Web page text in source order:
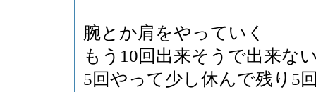
腕とか肩をやっていく
もう10回出来そうで出来な
5回やって少し休んで残り5